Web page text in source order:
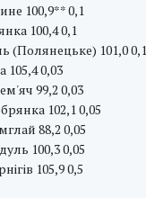
100,9** 0,1
100,4 0,1
(Полянецьке) 101,0 0,1
105,4 0,03
99,2 0,03
102,1 0,05
88,2 0,05
100,3 0,05
105,9 0,5